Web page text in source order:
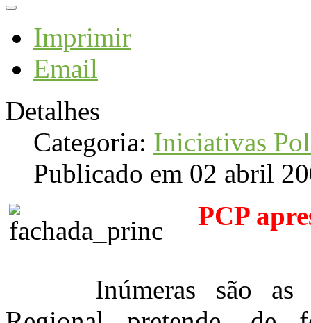
Imprimir
Email
Detalhes
Categoria: Iniciativas
Publicado em 02 abril
PCP
Inúmeras são